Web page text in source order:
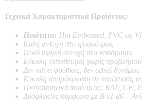
Τεχνικά Χαρακτηριστικά Προϊόντος:
Ποιότητα: Hot Embossed, PVC on
Καλή αντοχή στο ηλιακό φως
Πολύ υψηλή αντοχή στο καθάρισμα
Εύκολη τοποθέτηση χωρίς
Δεν κάνει φούσκες, δεν ασκεί
Εύκολη απομάκρυνση σε περίπτωση
Πιστοποιητικά ποιότητας: RAL, CE,
Δύσφλεκτες σύμφωνα με B-s1 d0 –